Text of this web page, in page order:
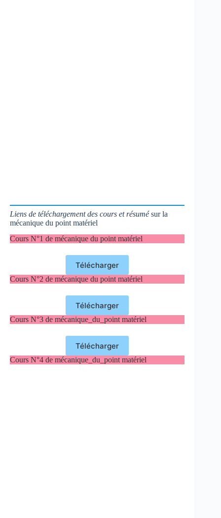
Liens de téléchargement des cours et résumésur la
mécanique du point matériel
Cours N°1 de mécanique du point matériel
Télécharger
Cours N°2 de mécanique du point matériel
Télécharger
Cours N°3 de mécanique_du_point matériel
Télécharger
Cours N°4 de mécanique_du_point matériel